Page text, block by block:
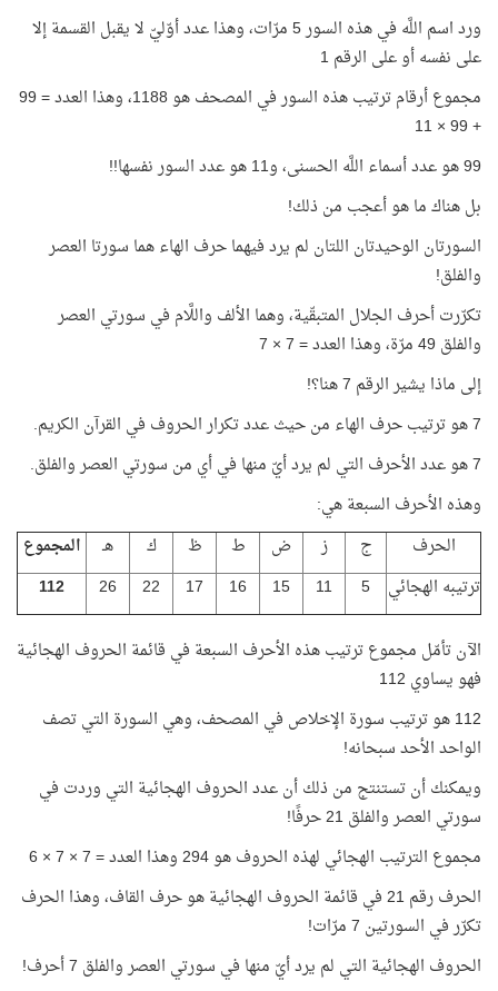
ورد اسم اللَّه في هذه السور 5 مرّات، وهذا عدد أوّليّ لا يقبل القسمة إلا
على نفسه أو على الرقم 1
مجموع أرقام ترتيب هذه السور في المصحف هو 1188، وهذا العدد = 99
+ 99 × 11
99 هو عدد أسماء اللَّه الحسنى، و11 هو عدد السور نفسها!!
بل هناك ما هو أعجب من ذلك!
السورتان الوحيدتان اللتان لم يرد فيهما حرف الهاء هما سورتا العصر
والفلق!
تكرّرت أحرف الجلال المتبقّية، وهما الألف واللَّام في سورتي العصر
والفلق 49 مرّة، وهذا العدد = 7 × 7
إلى ماذا يشير الرقم 7 هنا؟!
7 هو ترتيب حرف الهاء من حيث عدد تكرار الحروف في القرآن الكريم.
7 هو عدد الأحرف التي لم يرد أيّ منها في أي من سورتي العصر والفلق.
وهذه الأحرف السبعة هي:
الحرف
ج ز ض ط ظ ك هـ
المجموع
ترتيبه الهجائي
5
11
15
16
17
22
26
112
الآن تأمّل مجموع ترتيب هذه الأحرف السبعة في قائمة الحروف الهجائية
فهو يساوي 112
112 هو ترتيب سورة الإخلاص في المصحف، وهي السورة التي تصف
الواحد الأحد سبحانه!
ويمكنك أن تستنتج من ذلك أن عدد الحروف الهجائية التي وردت في
سورتي العصر والفلق 21 حرفًا!
مجموع الترتيب الهجائي لهذه الحروف هو 294 وهذا العدد = 7 × 7 × 6
الحرف رقم 21 في قائمة الحروف الهجائية هو حرف القاف، وهذا الحرف
تكرّر في السورتين 7 مرّات!
الحروف الهجائية التي لم يرد أيّ منها في سورتي العصر والفلق 7 أحرف!